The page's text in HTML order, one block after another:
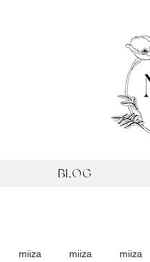
BLOG
miiza miiza miiza